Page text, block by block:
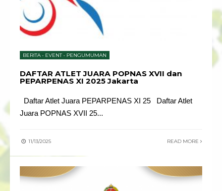
BERITA • EVENT• PENGUMUMAN
DAFTAR ATLET JUARA POPNAS XVII dan
PEPARPENAS XI 2025 Jakarta
Daftar Atlet Juara PEPARPENAS XI 25 Daftar Atlet
Juara POPNAS XVII 25...
11/13/2025 READ MORE